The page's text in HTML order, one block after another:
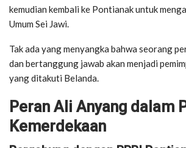
kemudian kembali ke Pontianak untuk
Umum Sei Jawi.
Tak ada yang menyangka bahwa seorang
dan bertanggung jawab akan menjadi
yang ditakuti Belanda.
Peran Ali Anyang dalam
Kemerdekaan